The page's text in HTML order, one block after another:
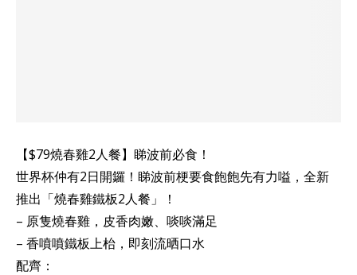
【$79燒春雞2人餐】睇波前必食！
世界杯仲有2日開鑼！睇波前梗要食飽飽先有力嗌，全新
推出「燒春雞鐵板2人餐」！
– 原隻燒春雞，皮香肉嫩、啖啖滿足
– 香噴噴鐵板上枱，即刻流晒口水
配齊：